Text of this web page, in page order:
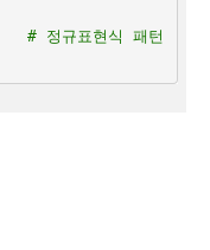
# 정규표현식 패턴